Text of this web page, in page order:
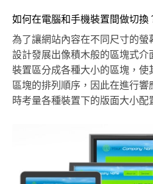
如何在電腦和手機裝置間做切換
為了讓網站內容在不同尺寸的
設計發展出像積木般的區塊式介
裝置區分成各種大小的區塊，使
區塊的排列順序，因此在進行響
時考量各種裝置下的版面大小配